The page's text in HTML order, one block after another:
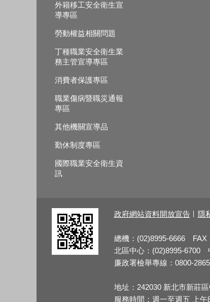
外籍移工安全衛生宣
導專區
勞動權益相關問題
丁種職業安全衛生業
務主管宣導專區
消費者保護專區
職業傷病暨職災通報
專區
其他機關宣導品
勤休制度專區
國際職業安全衛生資
訊
政府網站資料開放宣告 隱
總機：(02)8995-6666 FAX
北區中心：(02)8995-6700
廉政署檢舉專線：0800-
地址：242030 新北市新莊
服務時間：週一至週五 上午